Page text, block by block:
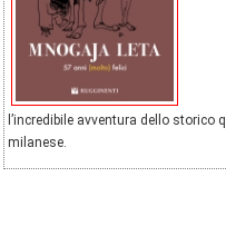
l’incredibile avventura dello storico
milanese.